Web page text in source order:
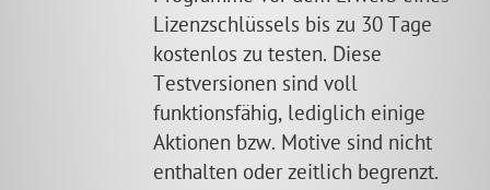
Lizenzschlüssels bis zu 30 Tage
kostenlos zu testen. Diese
Testversionen sind voll
funktionsfähig, lediglich einige
Aktionen bzw. Motive sind nicht
enthalten oder zeitlich begrenzt.